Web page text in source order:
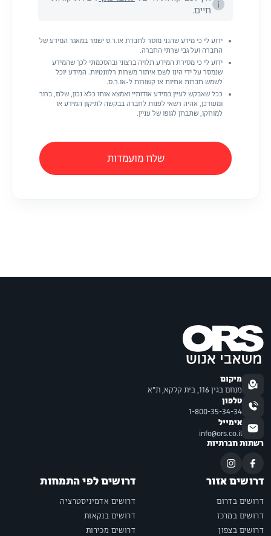
חיים.
ידוע לי כי מידע שהנני מוסר לחברת או.ר.ס ישמר במאגר המידע של
החברה ועל גבי שרתי החברה.
ידוע לי כי מסירת המידע תלויה ברצוני ובהסכמתי לכך שהמידע
שנמסר על ידי הינו לשם איתור משרות רלוונטיות. המידע יוכל
לשמש חברות אחיות או קשורות ל-או.ר.ס.
ככל שאבקש לעיין במידע אודותיי ואמצא אותו כלא נכון, שלם, ברור
ומעודכן, אהיה רשאי לפנות לחברה בבקשה לתיקון המידע או
למוחקו, שתבחן לגופו של עניין.
שלח מועמדות
מיקום
מנחם בגין 116, בית קלקא, ת"א
טלפון
1-800-35-34-34
אימייל
info@ors.co.il
רשתות חברתיות
דרושים אזור
דרושים בדרום
דרושים במרכז
דרושים בצפון
דרושים לפי התמחות
דרושים אדמיניסטרציה
דרושים בנקאות
דרושים מכירות